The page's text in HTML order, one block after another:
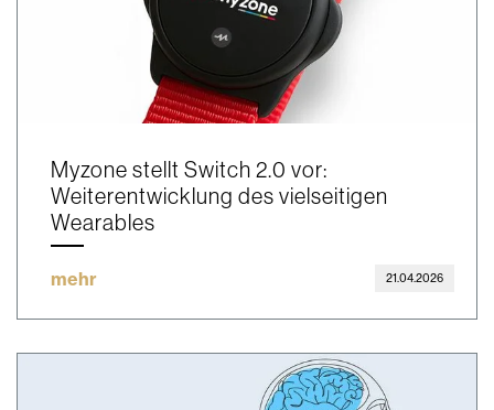
Myzone stellt Switch 2.0 vor:
Weiterentwicklung des vielseitigen
Wearables
mehr 21.04.2026